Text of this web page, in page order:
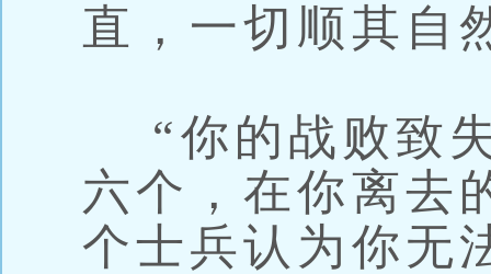
直，一切顺其自
“你的战败致
六个，在你离去
个士兵认为你无